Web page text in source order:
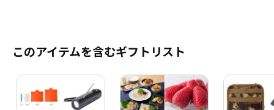
このアイテムを含むギフトリスト